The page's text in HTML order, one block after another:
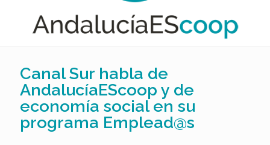
Canal Sur habla de
AndalucíaEScoop y de
economía social en su
programa Emplead@s